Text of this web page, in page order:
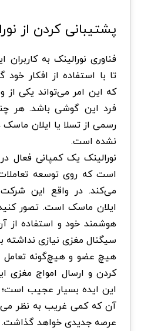
پشتیبانی کردن از
فناوری نورالینک به
تا با استفاده از افکار
که این امر می‌تواند یکی از
فرد این گوشی باشد. هر
رسمی از تسلا یا ایلان
نشده است.
نورالینک یک کمپانی فعال در
است که روی توسعه‌
می‌کند. در واقع این شرکت
ایلان ماسک است. تصور
هوشمند خود و استفاده از
سیگنال مغزی نیازی نداشته
هیچ عضو و هیچ‌گونه تعامل
کردن و ارسال امواج مغزی
این ایده‌ بسیار عجیب
آن که کمی غریب به نظر
عرصه جدیدی خواهد گذاشت.